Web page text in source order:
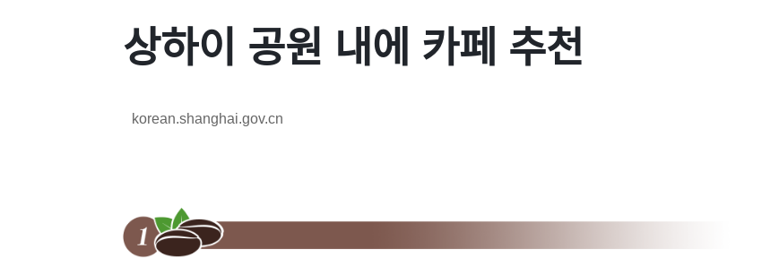
상하이 공원 내에 카페 추천
korean.shanghai.gov.cn